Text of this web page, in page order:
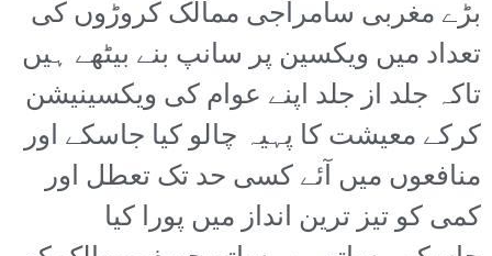
بڑے مغربی سامراجی ممالک کروڑوں کی
تعداد میں ویکسین پر سانپ بنے بیٹھے ہیں
تاکہ جلد از جلد اپنے عوام کی ویکسینیشن
کرکے معیشت کا پہیہ چالو کیا جاسکے اور
منافعوں میں آئے کسی حد تک تعطل اور
کمی کو تیز ترین انداز میں پورا کیا